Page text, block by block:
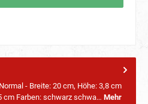
- Breite: 20 cm, Höhe: 3,8 cm
cm Farben: schwarz schwa… Mehr